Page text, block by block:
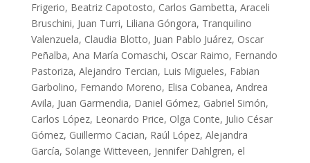
Frigerio, Beatriz Capotosto, Carlos Gambetta, Araceli
Bruschini, Juan Turri, Liliana Góngora, Tranquilino
Valenzuela, Claudia Blotto, Juan Pablo Juárez, Oscar
Peñalba, Ana María Comaschi, Oscar Raimo, Fernando
Pastoriza, Alejandro Tercian, Luis Migueles, Fabian
Garbolino, Fernando Moreno, Elisa Cobanea, Andrea
Avila, Juan Garmendia, Daniel Gómez, Gabriel Simón,
Carlos López, Leonardo Price, Olga Conte, Julio César
Gómez, Guillermo Cacian, Raúl López, Alejandra
García, Solange Witteveen, Jennifer Dahlgren, el